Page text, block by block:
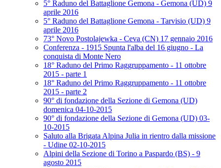
5° Raduno del Battaglione Gemona - Gemona (UD) 9
aprile 2016
5° Raduno del Battaglione Gemona - Tarvisio (UD) 9
aprile 2016
73° Novo Postolajewka - Ceva (CN) 17 gennaio 2016
Conferenza - 1915 Spunta l'alba del 16 giugno - La
conquista di Monte Nero
18° Raduno del Primo Raggruppamento - 11 ottobre
2015 - parte 1
18° Raduno del Primo Raggruppamento - 11 ottobre
2015 - parte 2
90° di fondazione della Sezione di Gemona (UD)
domenica 04-10-2015
90° di fondazione della Sezione di Gemona (UD) 03-
10-2015
Saluto alla Brigata Alpina Julia in rientro dalla missione
- Udine 02-10-2015
Alpini della Sezione di Torino a Paspardo (BS) - 9
agosto 2015